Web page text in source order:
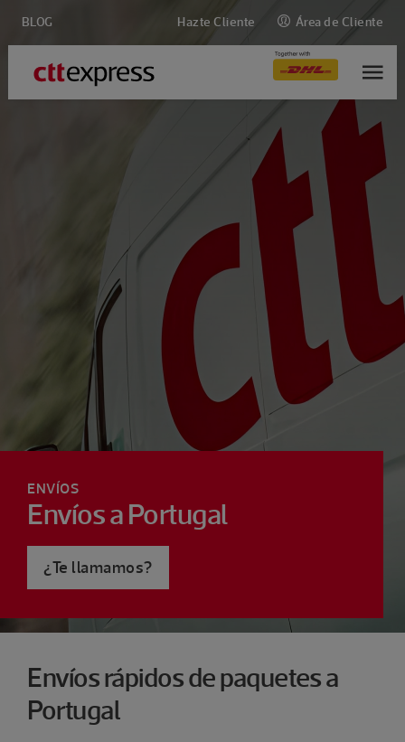
BLOG Área de Cliente
Hazte Cliente
ENVÍOS
Envíos a Portugal
¿Te llamamos?
Envíos rápidos de paquetes a
Portugal